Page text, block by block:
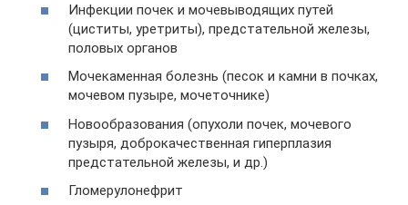
Инфекции почек и мочевыводящих путей
(циститы, уретриты), предстательной железы,
половых органов
Мочекаменная болезнь (песок и камни в почках,
мочевом пузыре, мочеточнике)
Новообразования (опухоли почек, мочевого
пузыря, доброкачественная гиперплазия
предстательной железы, и др.)
Гломерулонефрит